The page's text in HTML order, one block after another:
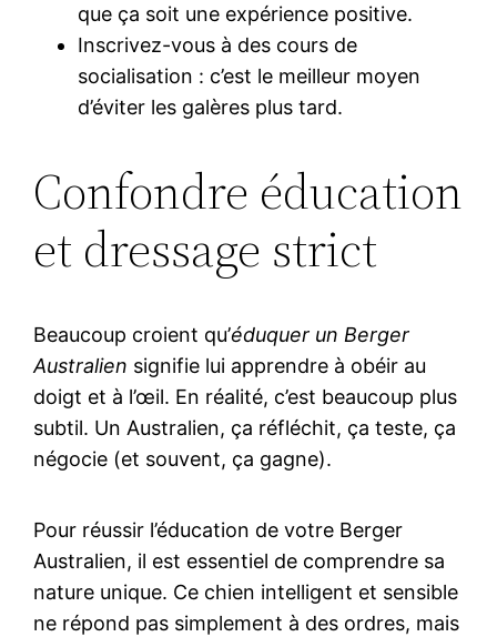
que ça soit une expérience positive.
Inscrivez-vous à des cours de
socialisation : c’est le meilleur moyen
d’éviter les galères plus tard.
Confondre éducation
et dressage strict
Beaucoup croient qu’éduquer un Berger
Australien signifie lui apprendre à obéir au
doigt et à l’œil. En réalité, c’est beaucoup plus
subtil. Un Australien, ça réfléchit, ça teste, ça
négocie (et souvent, ça gagne).
Pour réussir l’éducation de votre Berger
Australien, il est essentiel de comprendre sa
nature unique. Ce chien intelligent et sensible
ne répond pas simplement à des ordres, mais